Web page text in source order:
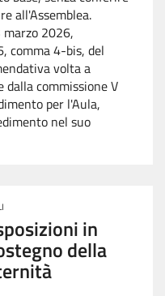
all'Assemblea.
marzo 2026,
comma 4-bis, del
volta a
commissione V
per l'Aula,
nel suo
in
della